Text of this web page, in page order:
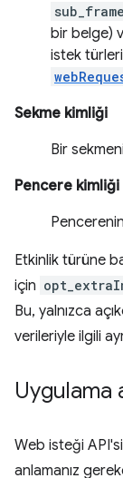
sub_frame
bir belge)
istek
Sekme kimliği
Bir
Pencere kimliği
Pencerenin
Etkinlik türüne
için
Bu, yalnızca
verileriyle ilgili
Uygulama
Web isteği
anlamanız